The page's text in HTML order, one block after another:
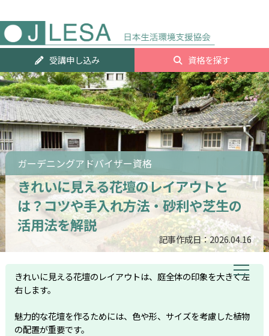
グ
受講申し込み 資格を探す
ガーデニングアドバイザー資格
きれいに見える花壇のレイアウトと
は？コツや手入れ方法・砂利や芝生の
活用法を解説
記事作成日：2026.04.16
きれいに見える花壇のレイアウトは、庭全体の印象を大きく左
右します。
魅力的な花壇を作るためには、色や形、サイズを考慮した植物
の配置が重要です。